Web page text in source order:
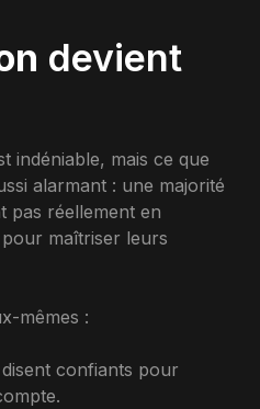
devient
indéniable, mais ce que
alarmant : une majorité
pas réellement en
maîtriser leurs
mêmes :
confiants pour